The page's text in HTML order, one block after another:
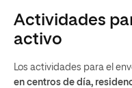
Actividades
activo
Los actividades para el
en centros de día,